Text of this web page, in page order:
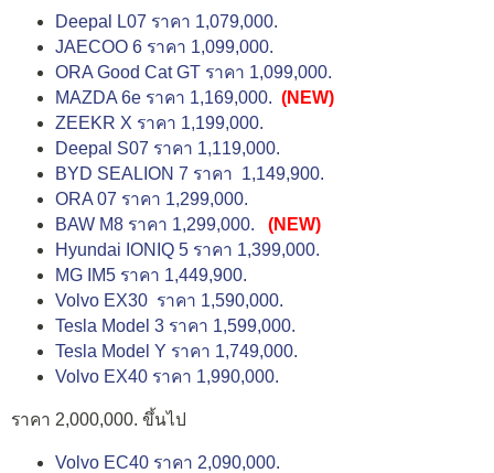
Deepal L07 ราคา 1,079,000.
JAECOO 6 ราคา 1,099,000.
ORA Good Cat GT ราคา 1,099,000.
MAZDA 6e ราคา 1,169,000. (NEW)
ZEEKR X ราคา 1,199,000.
Deepal S07 ราคา 1,119,000.
BYD SEALION 7 ราคา 1,149,900.
ORA 07 ราคา 1,299,000.
BAW M8 ราคา 1,299,000.
(NEW)
Hyundai IONIQ 5 ราคา 1,399,000.
MG IM5 ราคา 1,449,900.
Volvo EX30 ราคา 1,590,000.
Tesla Model 3 ราคา 1,599,000.
Tesla Model Y ราคา 1,749,000.
Volvo EX40 ราคา 1,990,000.
ราคา 2,000,000. ขึ้นไป
Volvo EC40 ราคา 2,090,000.